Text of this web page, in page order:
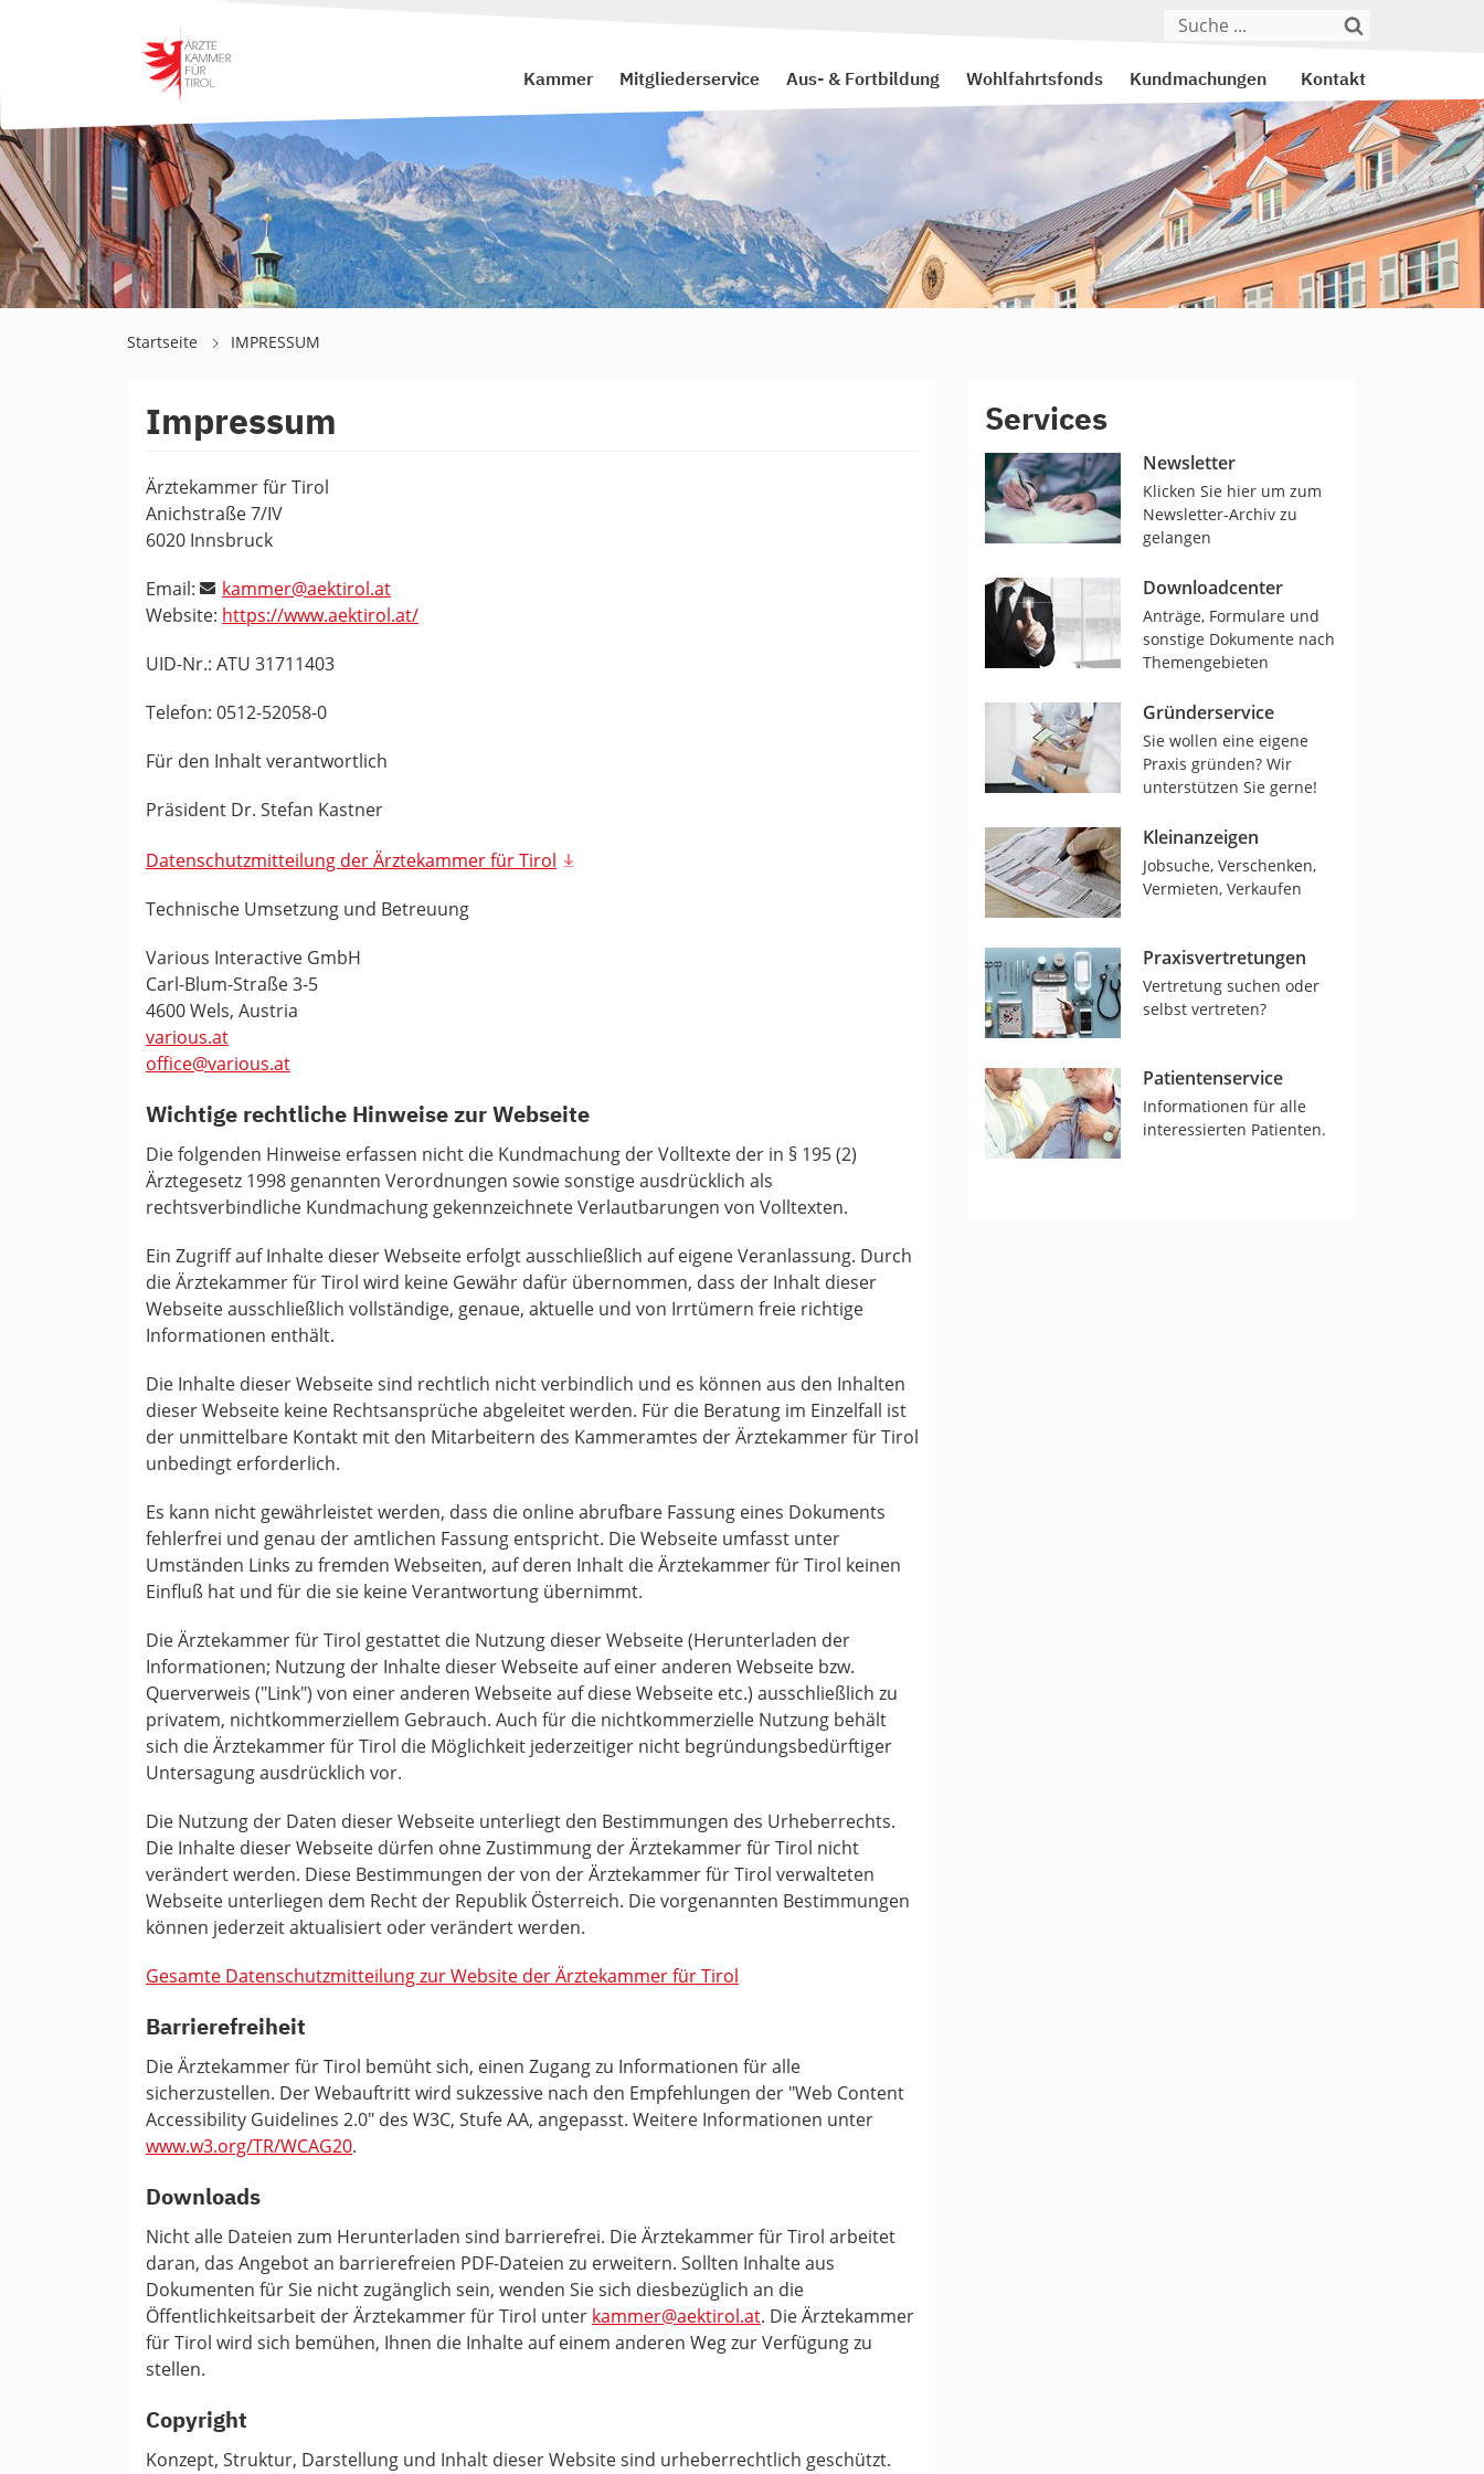
Kammer Mitgliederservice Aus- & Fortbildung Wohlfahrtsfonds Kundmachungen Kontakt
Startseite IMPRESSUM
Impressum
Ärztekammer für Tirol
Anichstraße 7/IV
6020 Innsbruck
Email:
kammer@aektirol.at
Website: https://www.aektirol.at/
UID-Nr.: ATU 31711403
Telefon: 0512-52058-0
Für den Inhalt verantwortlich
Präsident Dr. Stefan Kastner
Datenschutzmitteilung der Ärztekammer für Tirol
Technische Umsetzung und Betreuung
Various Interactive GmbH
Carl-Blum-Straße 3-5
4600 Wels, Austria
various.at
office@various.at
Wichtige rechtliche Hinweise zur Webseite
Die folgenden Hinweise erfassen nicht die Kundmachung der Volltexte der in § 195 (2)
Ärztegesetz 1998 genannten Verordnungen sowie sonstige ausdrücklich als
rechtsverbindliche Kundmachung gekennzeichnete Verlautbarungen von Volltexten.
Ein Zugriff auf Inhalte dieser Webseite erfolgt ausschließlich auf eigene Veranlassung. Durch
die Ärztekammer für Tirol wird keine Gewähr dafür übernommen, dass der Inhalt dieser
Webseite ausschließlich vollständige, genaue, aktuelle und von Irrtümern freie richtige
Informationen enthält.
Die Inhalte dieser Webseite sind rechtlich nicht verbindlich und es können aus den Inhalten
dieser Webseite keine Rechtsansprüche abgeleitet werden. Für die Beratung im Einzelfall ist
der unmittelbare Kontakt mit den Mitarbeitern des Kammeramtes der Ärztekammer für Tirol
unbedingt erforderlich.
Es kann nicht gewährleistet werden, dass die online abrufbare Fassung eines Dokuments
fehlerfrei und genau der amtlichen Fassung entspricht. Die Webseite umfasst unter
Umständen Links zu fremden Webseiten, auf deren Inhalt die Ärztekammer für Tirol keinen
Einfluß hat und für die sie keine Verantwortung übernimmt.
Die Ärztekammer für Tirol gestattet die Nutzung dieser Webseite (Herunterladen der
Informationen; Nutzung der Inhalte dieser Webseite auf einer anderen Webseite bzw.
Querverweis ("Link") von einer anderen Webseite auf diese Webseite etc.) ausschließlich zu
privatem, nichtkommerziellem Gebrauch. Auch für die nichtkommerzielle Nutzung behält
sich die Ärztekammer für Tirol die Möglichkeit jederzeitiger nicht begründungsbedürftiger
Untersagung ausdrücklich vor.
Die Nutzung der Daten dieser Webseite unterliegt den Bestimmungen des Urheberrechts.
Die Inhalte dieser Webseite dürfen ohne Zustimmung der Ärztekammer für Tirol nicht
verändert werden. Diese Bestimmungen der von der Ärztekammer für Tirol verwalteten
Webseite unterliegen dem Recht der Republik Österreich. Die vorgenannten Bestimmungen
können jederzeit aktualisiert oder verändert werden.
Gesamte Datenschutzmitteilung zur Website der Ärztekammer für Tirol
Barrierefreiheit
Die Ärztekammer für Tirol bemüht sich, einen Zugang zu Informationen für alle
sicherzustellen. Der Webauftritt wird sukzessive nach den Empfehlungen der "Web Content
Accessibility Guidelines 2.0" des W3C, Stufe AA, angepasst. Weitere Informationen unter
www.w3.org/TR/WCAG20.
Downloads
Nicht alle Dateien zum Herunterladen sind barrierefrei. Die Ärztekammer für Tirol arbeitet
daran, das Angebot an barrierefreien PDF-Dateien zu erweitern. Sollten Inhalte aus
Dokumenten für Sie nicht zugänglich sein, wenden Sie sich diesbezüglich an die
Öffentlichkeitsarbeit der Ärztekammer für Tirol unter kammer@aektirol.at. Die Ärztekammer
für Tirol wird sich bemühen, Ihnen die Inhalte auf einem anderen Weg zur Verfügung zu
stellen.
Copyright
Konzept, Struktur, Darstellung und Inhalt dieser Website sind urheberrechtlich geschützt.
Services
Newsletter
Klicken Sie hier um zum
Newsletter-Archiv zu
gelangen
Downloadcenter
Anträge, Formulare und
sonstige Dokumente nach
Themengebieten
Gründerservice
Sie wollen eine eigene
Praxis gründen? Wir
unterstützen Sie gerne!
Kleinanzeigen
Jobsuche, Verschenken,
Vermieten, Verkaufen
Praxisvertretungen
Vertretung suchen oder
selbst vertreten?
Patientenservice
Informationen für alle
interessierten Patienten.